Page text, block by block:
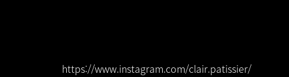
https://www.instagram.com/clair.patissier/